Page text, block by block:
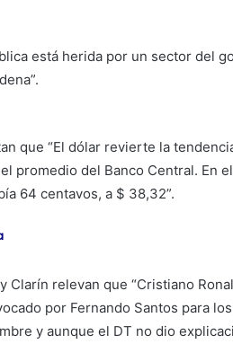
está herida por un sector del
que “El dólar revierte la
promedio del Banco Central. En
64 centavos, a $ 38,32”.
Clarín relevan que “Cristiano
por Fernando Santos para
y aunque el DT no dio